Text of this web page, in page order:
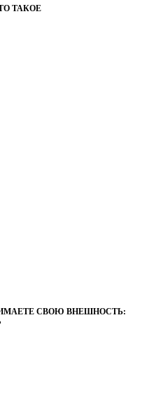
ТАКОЕ
СВОЮ ВНЕШНОСТЬ: